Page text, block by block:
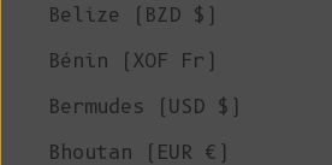
Belize (BZD $)
Bénin (XOF Fr)
Bermudes (USD $)
Bhoutan (EUR €)